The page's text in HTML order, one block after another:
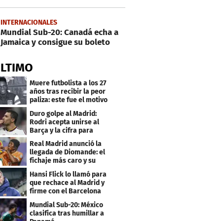
INTERNACIONALES
Mundial Sub-20: Canadá echa a
Jamaica y consigue su boleto
Muere futbolista a los 27
años tras recibir la peor
paliza: este fue el motivo
Duro golpe al Madrid:
Rodri acepta unirse al
Barça y la cifra para
cerrar su fichaje
Real Madrid anunció la
llegada de Diomande: el
fichaje más caro y su
contrato
Hansi Flick lo llamó para
que rechace al Madrid y
firme con el Barcelona
Mundial Sub-20: México
clasifica tras humillar a